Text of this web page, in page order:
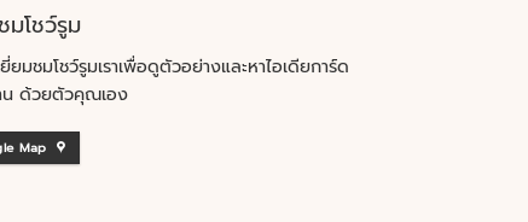
มโชว์รูม
ยี่ยมชมโชว์รูมเราเพื่อดูตัวอย่างและหาไอเดียการ์ด
น ด้วยตัวคุณเอง
Map